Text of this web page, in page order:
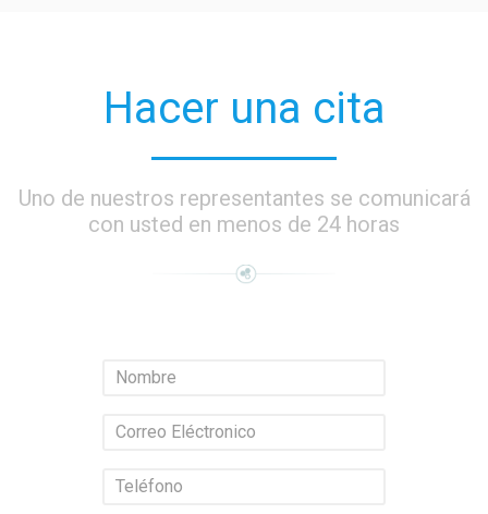
Hacer una cita
Uno de nuestros representantes se comunicará
con usted en menos de 24 horas